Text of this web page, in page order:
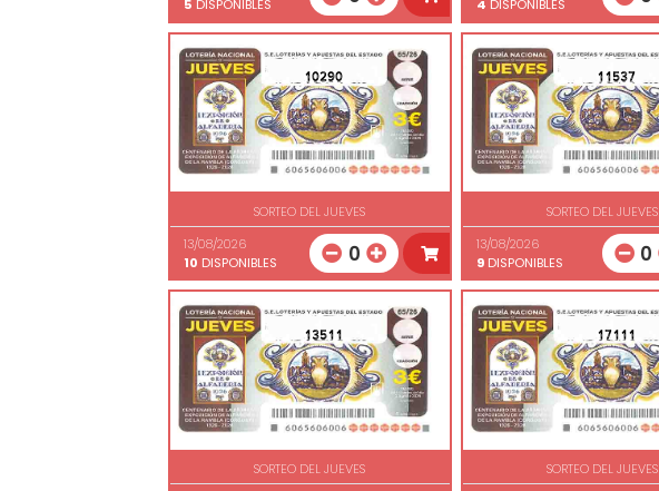
5 DISPONIBLES
4 DISPONIBLES
10290
SORTEO DEL JUEVES
13/08/2026
10 DISPONIBLES 0
11537
SORTEO DEL JUEVES
13/08/2026
9DISPONIBLES 0
13511
SORTEO DEL JUEVES
17111
SORTEO DEL JUEVES